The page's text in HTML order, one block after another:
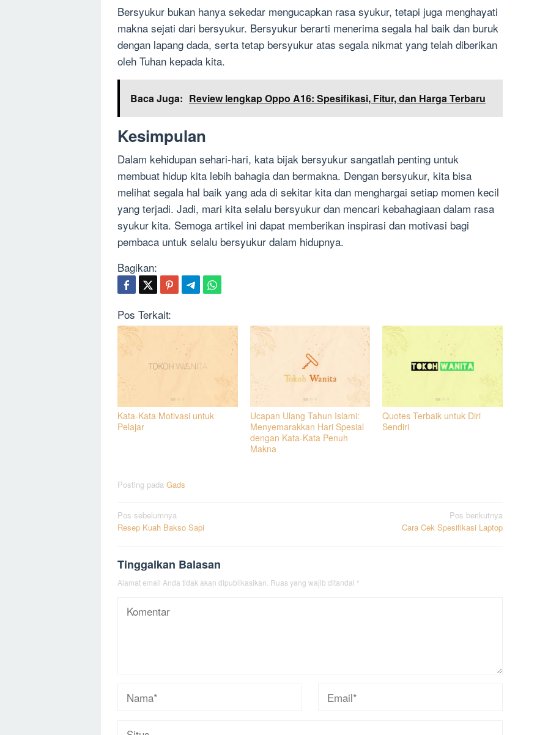
Bersyukur bukan hanya sekedar mengucapkan rasa syukur, tetapi juga menghayati
makna sejati dari bersyukur. Bersyukur berarti menerima segala hal baik dan buruk
dengan lapang dada, serta tetap bersyukur atas segala nikmat yang telah diberikan
oleh Tuhan kepada kita.
Baca Juga: Review lengkap Oppo A16: Spesifikasi, Fitur, dan Harga Terbaru
Kesimpulan
Dalam kehidupan sehari-hari, kata bijak bersyukur sangatlah penting untuk
membuat hidup kita lebih bahagia dan bermakna. Dengan bersyukur, kita bisa
melihat segala hal baik yang ada di sekitar kita dan menghargai setiap momen kecil
yang terjadi. Jadi, mari kita selalu bersyukur dan mencari kebahagiaan dalam rasa
syukur kita. Semoga artikel ini dapat memberikan inspirasi dan motivasi bagi
pembaca untuk selalu bersyukur dalam hidupnya.
Bagikan:
Pos Terkait:
Kata-Kata Motivasi untuk
Pelajar
Ucapan Ulang Tahun Islami:
Menyemarakkan Hari Spesial
dengan Kata-Kata Penuh
Makna
Quotes Terbaik untuk Diri
Sendiri
Posting pada Gads
Navigasi
pos
Pos sebelumnya
Resep Kuah Bakso Sapi
Pos berikutnya
Cara Cek Spesifikasi Laptop
Tinggalkan Balasan
Alamat email Anda tidak akan dipublikasikan. Ruas yang wajib ditandai *